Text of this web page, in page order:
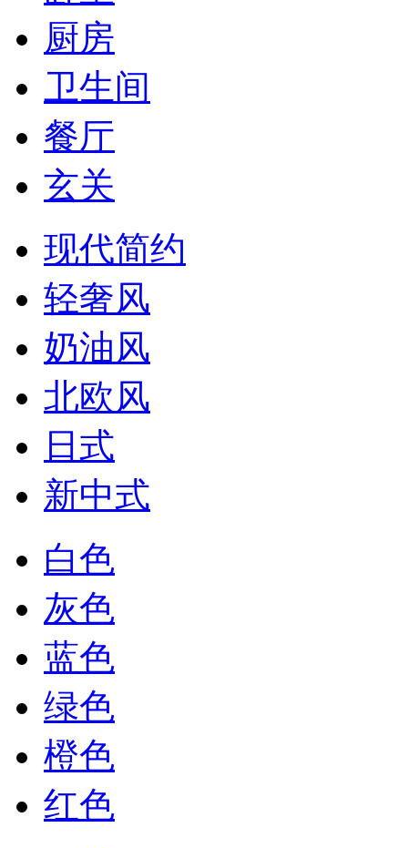
厨房
卫生间
餐厅
玄关
现代简约
轻奢风
奶油风
北欧风
日式
新中式
白色
灰色
蓝色
绿色
橙色
红色